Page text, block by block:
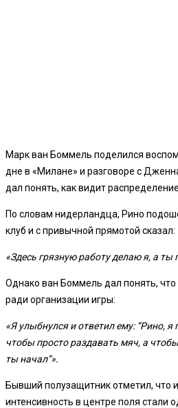
Марк ван Боммель поделился
дне в «Милане» и разговоре с
дал понять, как видит
По словам нидерландца, Рино
клуб и с привычной прямотой сказал:
«Здесь грязную работу делаю я, а ты
Однако ван Боммель дал понять,
ради организации игры:
«Я улыбнулся и ответил ему: “Рино, я
чтобы просто раздавать мяч, а
ты начал”».
Бывший полузащитник отметил, что
интенсивность в центре поля стали